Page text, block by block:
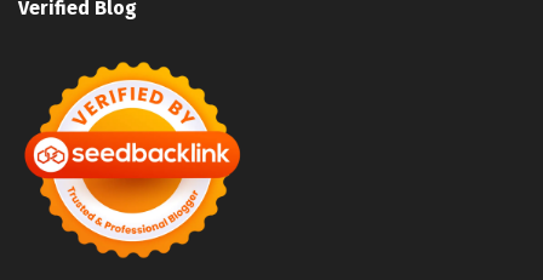
Verified Blog